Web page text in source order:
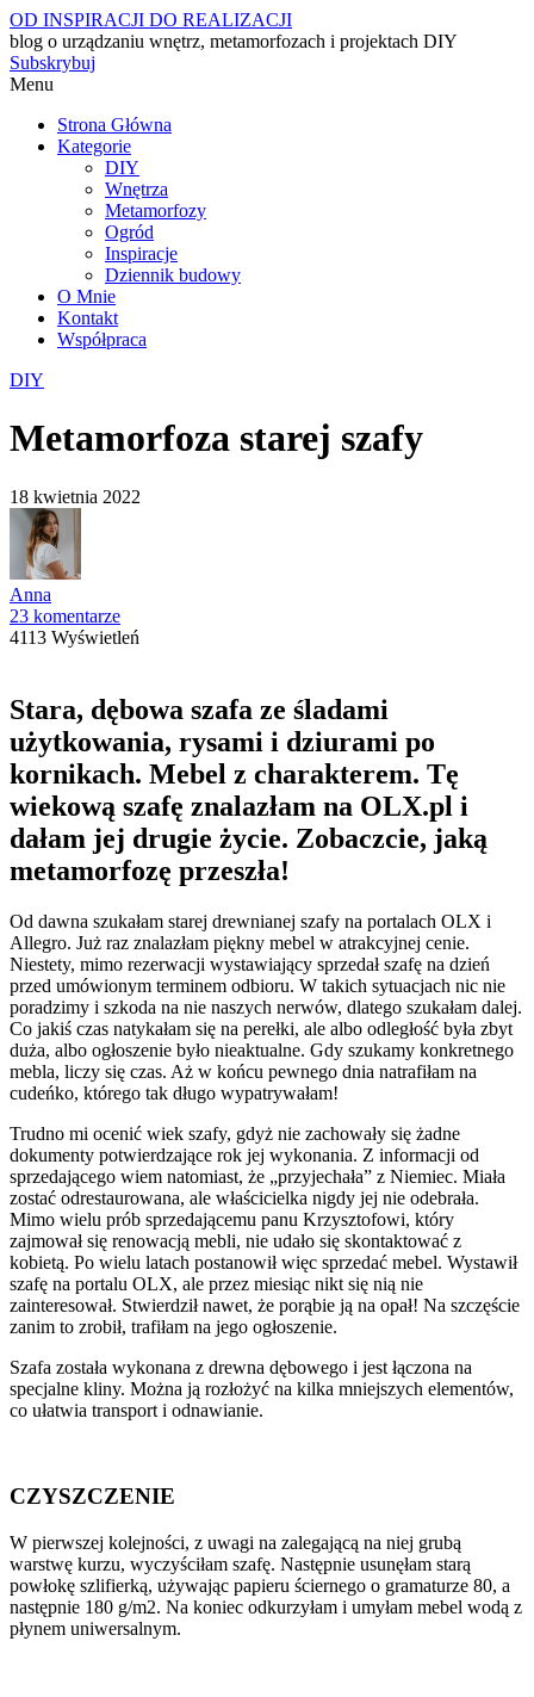
OD INSPIRACJI DO REALIZACJI
blog o urządzaniu wnętrz, metamorfozach i projektach DIY
Subskrybuj
Menu
Strona Główna
Kategorie
DIY
Wnętrza
Metamorfozy
Ogród
Inspiracje
Dziennik budowy
O Mnie
Kontakt
Współpraca
DIY
Metamorfoza starej szafy
18 kwietnia 2022
Anna
23 komentarze
4113 Wyświetleń
Stara, dębowa szafa ze śladami
użytkowania, rysami i dziurami po
kornikach. Mebel z charakterem. Tę
wiekową szafę znalazłam na OLX.pl i
dałam jej drugie życie. Zobaczcie, jaką
metamorfozę przeszła!
Od dawna szukałam starej drewnianej szafy na portalach OLX i
Allegro. Już raz znalazłam piękny mebel w atrakcyjnej cenie.
Niestety, mimo rezerwacji wystawiający sprzedał szafę na dzień
przed umówionym terminem odbioru. W takich sytuacjach nic nie
poradzimy i szkoda na nie naszych nerwów, dlatego szukałam dalej.
Co jakiś czas natykałam się na perełki, ale albo odległość była zbyt
duża, albo ogłoszenie było nieaktualne. Gdy szukamy konkretnego
mebla, liczy się czas. Aż w końcu pewnego dnia natrafiłam na
cudeńko, którego tak długo wypatrywałam!
Trudno mi ocenić wiek szafy, gdyż nie zachowały się żadne
dokumenty potwierdzające rok jej wykonania. Z informacji od
sprzedającego wiem natomiast, że „przyjechała” z Niemiec. Miała
zostać odrestaurowana, ale właścicielka nigdy jej nie odebrała.
Mimo wielu prób sprzedającemu panu Krzysztofowi, który
zajmował się renowacją mebli, nie udało się skontaktować z
kobietą. Po wielu latach postanowił więc sprzedać mebel. Wystawił
szafę na portalu OLX, ale przez miesiąc nikt się nią nie
zainteresował. Stwierdził nawet, że porąbie ją na opał! Na szczęście
zanim to zrobił, trafiłam na jego ogłoszenie.
Szafa została wykonana z drewna dębowego i jest łączona na
specjalne kliny. Można ją rozłożyć na kilka mniejszych elementów,
co ułatwia transport i odnawianie.
CZYSZCZENIE
W pierwszej kolejności, z uwagi na zalegającą na niej grubą
warstwę kurzu, wyczyściłam szafę. Następnie usunęłam starą
powłokę szlifierką, używając papieru ściernego o gramaturze 80, a
następnie 180 g/m2. Na koniec odkurzyłam i umyłam mebel wodą z
płynem uniwersalnym.